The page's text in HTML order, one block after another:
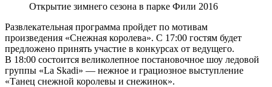
Открытие зимнего сезона в парке Фили 2016
Развлекательная программа пройдет по мотивам
произведения «Снежная королева». С 17:00 гостям будет
предложено принять участие в конкурсах от ведущего.
В 18:00 состоится великолепное постановочное шоу ледовой
группы «La Skadi» — нежное и грациозное выступление
«Танец снежной королевы и снежинок».